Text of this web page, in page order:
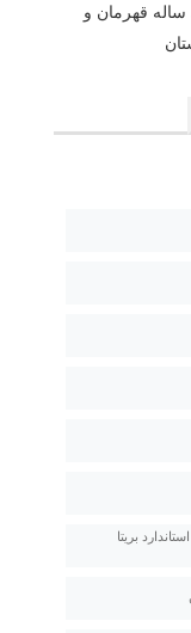
شیر قهرمان مدل ارکیده حمام با گارانتی 5 ساله قهرمان و
بریتا